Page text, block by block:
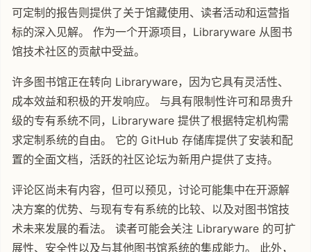
可定制的报告则提供了关于馆藏使用、读者活动和运营指
标的深入见解。 作为一个开源项目，Libraryware 从图书
馆技术社区的贡献中受益。
许多图书馆正在转向 Libraryware，因为它具有灵活性、
成本效益和积极的开发响应。 与具有限制性许可和昂贵升
级的专有系统不同，Libraryware 提供了根据特定机构需
求定制系统的自由。 它的 GitHub 存储库提供了安装和配
置的全面文档，活跃的社区论坛为新用户提供了支持。
评论区尚未有内容，但可以预见，讨论可能集中在开源解
决方案的优势、与现有专有系统的比较、以及对图书馆技
术未来发展的看法。 读者可能会关注 Libraryware 的可扩
展性、安全性以及与其他图书馆系统的集成能力。 此外，